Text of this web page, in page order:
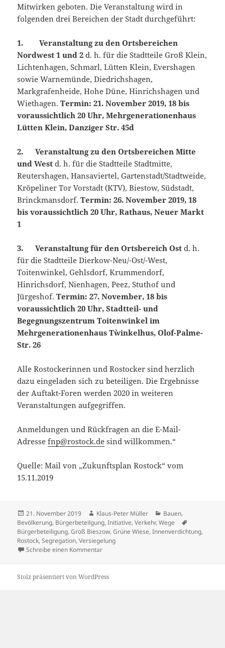
Mitwirken geboten. Die Veranstaltung wird in
folgenden drei Bereichen der Stadt durchgeführt:
1. Veranstaltung zu den Ortsbereichen
Nordwest 1 und 2 d. h. für die Stadtteile Groß Klein,
Lichtenhagen, Schmarl, Lütten Klein, Evershagen
sowie Warnemünde, Diedrichshagen,
Markgrafenheide, Hohe Düne, Hinrichshagen und
Wiethagen.Termin: 21. November 2019, 18 bis
voraussichtlich 20 Uhr, Mehrgenerationenhaus
Lütten Klein, Danziger Str. 45d
2. Veranstaltung zu den Ortsbereichen Mitte
und West d. h. für die Stadtteile Stadtmitte,
Reutershagen, Hansaviertel, Gartenstadt/Stadtweide,
Kröpeliner Tor Vorstadt (KTV), Biestow, Südstadt,
Brinckmansdorf.Termin: 26. November 2019, 18
bis voraussichtlich 20 Uhr, Rathaus, Neuer Markt
1
3. Veranstaltung für den Ortsbereich Ost d. h.
für die Stadtteile Dierkow-Neu/-Ost/-West,
Toitenwinkel, Gehlsdorf, Krummendorf,
Hinrichsdorf, Nienhagen, Peez, Stuthof und
Jürgeshof.Termin: 27. November, 18 bis
voraussichtlich 20 Uhr, Stadtteil- und
Begegnungszentrum Toitenwinkel im
Mehrgenerationenhaus T`winkelhus, Olof-Palme-
Str. 26
Alle Rostockerinnen und Rostocker sind herzlich
dazu eingeladen sich zu beteiligen. Die Ergebnisse
der Auftakt-Foren werden 2020 in weiteren
Veranstaltungen aufgegriffen.
Anmeldungen und Rückfragen an die E-Mail-
Adressefnp@rostock.de sind willkommen.“
Quelle: Mail von „Zukunftsplan Rostock“ vom
15.11.2019
Veröffentlicht
am
21. November 2019 Autor
Klaus-Peter Müller Kategorien
Bauen,
Bevölkerung, Bürgerbeteilgung,Initiative,Verkehr,Wege
Bürgerbeteiligung,Groß Bieszow,Grüne Wiese,Innenverdichtung,
Rostock,Segregation,Versiegelung
Schreibe einen Kommentarzu Innenverdichtung – Thema auf
Stolz präsentiert von WordPress